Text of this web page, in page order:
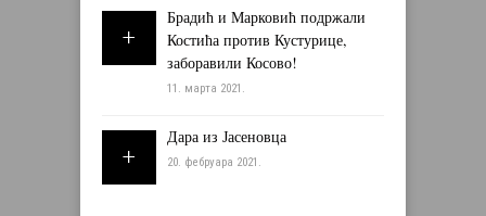
Брадић и Марковић подржали
Костића против Кустурице,
заборавили Косово!
11. марта 2021.
Дара из Јасеновца
20. фебруара 2021.